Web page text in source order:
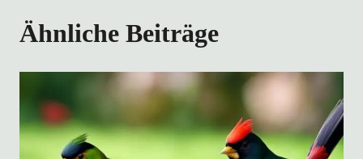
Ähnliche Beiträge